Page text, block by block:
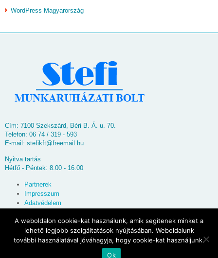
WordPress Magyarország
Cím: 7100 Szekszárd, Béri B. Á. u. 70.
Telefon: 06 74 / 319 - 593
E-mail: stefikft@freemail.hu
Nyitva tartás
Hétfő - Péntek: 8.00 - 16.00
Partnerek
Impresszum
Adatvédelem
© 2026Stefi Munkaruházati Bolt
A weboldalon cookie-kat használunk, amik segítenek minket a
lehető legjobb szolgáltatások nyújtásában. Weboldalunk
további használatával jóváhagyja, hogy cookie-kat használjunk.
Ok